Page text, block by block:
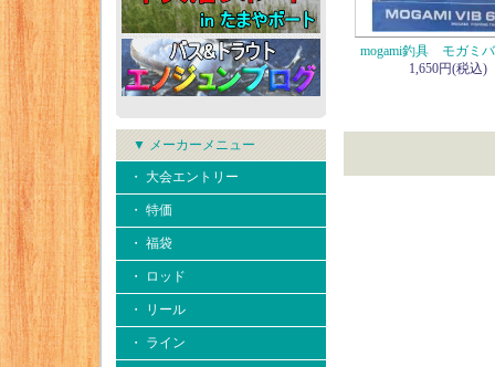
▼ メーカーメニュー
・ 大会エントリー
・ 特価
・ 福袋
・ ロッド
・ リール
・ ライン
mogami釣具 モガミ
1,650円(税込)